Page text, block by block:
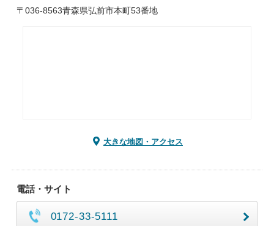
〒036-8563青森県弘前市本町53番地
大きな地図・アクセス
電話・サイト
0172-33-5111